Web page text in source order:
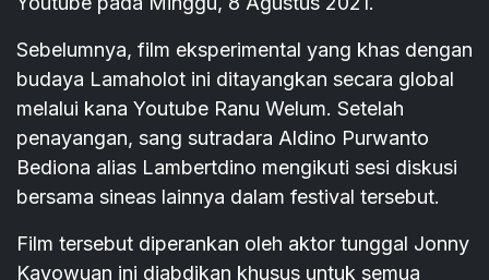
Sebelumnya, film eksperimental yang khas dengan
budaya Lamaholot ini ditayangkan secara global
melalui kana Youtube Ranu Welum. Setelah
penayangan, sang sutradara Aldino Purwanto
Bediona alias Lambertdino mengikuti sesi diskusi
bersama sineas lainnya dalam festival tersebut.
Film tersebut diperankan oleh aktor tunggal Jonny
Kayowuan ini diabdikan khusus untuk semua